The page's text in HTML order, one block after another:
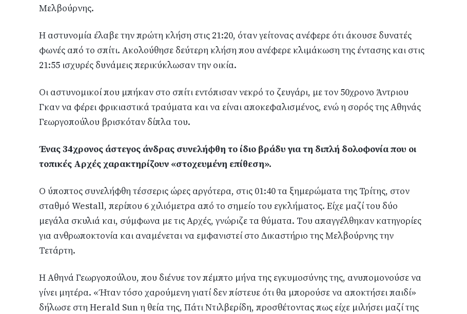
Μελβούρνης.
Η αστυνομία έλαβε την πρώτη κλήση στις 21:20, όταν γείτονας ανέφερε ότι άκουσε δυνατές
φωνές από το σπίτι. Ακολούθησε δεύτερη κλήση που ανέφερε κλιμάκωση της έντασης και στις
21:55 ισχυρές δυνάμεις περικύκλωσαν την οικία.
Οι αστυνομικοί που μπήκαν στο σπίτι εντόπισαν νεκρό το ζευγάρι, με τον 50χρονο Άντριου
Γκαν να φέρει φρικιαστικά τραύματα και να είναι αποκεφαλισμένος, ενώ η σορός της Αθηνάς
Γεωργοπούλου βρισκόταν δίπλα του.
Ένας 34χρονος άστεγος άνδρας συνελήφθη το ίδιο βράδυ για τη διπλή δολοφονία που οι
τοπικές Αρχές χαρακτηρίζουν «στοχευμένη επίθεση».
Ο ύποπτος συνελήφθη τέσσερις ώρες αργότερα, στις 01:40 τα ξημερώματα της Τρίτης, στον
σταθμό Westall, περίπου 6 χιλιόμετρα από το σημείο του εγκλήματος. Είχε μαζί του δύο
μεγάλα σκυλιά και, σύμφωνα με τις Αρχές, γνώριζε τα θύματα. Του απαγγέλθηκαν κατηγορίες
για ανθρωποκτονία και αναμένεται να εμφανιστεί στο Δικαστήριο της Μελβούρνης την
Τετάρτη.
Η Αθηνά Γεωργοπούλου, που διένυε τον πέμπτο μήνα της εγκυμοσύνης της, ανυπομονούσε να
γίνει μητέρα. «Ήταν τόσο χαρούμενη γιατί δεν πίστευε ότι θα μπορούσε να αποκτήσει παιδί»
δήλωσε στη Herald Sun η θεία της, Πάτι Ντιλβερίδη, προσθέτοντας πως είχε μιλήσει μαζί της